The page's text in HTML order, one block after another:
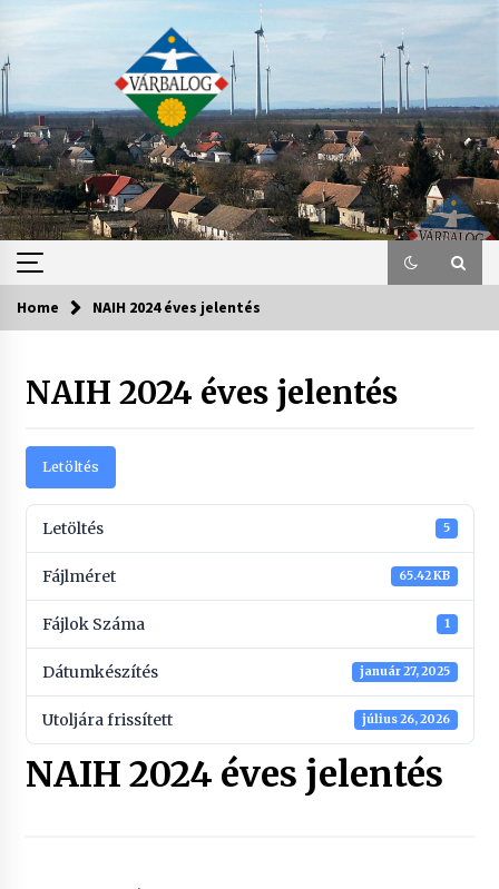
content
Home NAIH 2024 éves jelentés
NAIH 2024 éves jelentés
Letöltés
Letöltés 5
Fájlméret 65.42 KB
Fájlok Száma 1
Dátumkészítés január 27, 2025
Utoljára frissített július 26, 2026
NAIH 2024 éves jelentés